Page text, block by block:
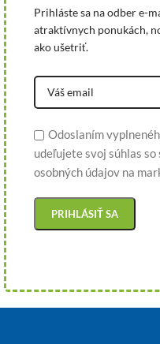
Prihláste sa na odber e-
atraktívnych ponukách,
ako ušetriť.
Odoslaním
udeľujete svoj súhlas
osobných údajov na